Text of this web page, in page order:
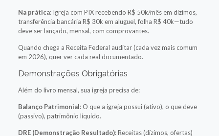
Na prática: Igreja com PIX recebendo R$ 50k/mês em dízimos,
transferência bancária R$ 30k em aluguel, folha R$ 40k—tudo
deve ser lançado, mensal, com comprovantes.
Quando chega a Receita Federal auditar (cada vez mais comum
em 2026), quer ver cada real documentado.
Demonstrações Obrigatórias
Além do livro mensal, sua igreja precisa de:
Balanço Patrimonial: O que a igreja possui (ativo), o que deve
(passivo), patrimônio líquido.
DRE (Demonstração Resultado): Receitas (dízimos, ofertas)